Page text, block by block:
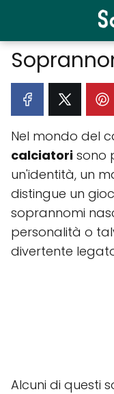
Nel mondo del
calciatori sono
un'identità, un
distingue un
soprannomi
personalità o
divertente
Alcuni di questi